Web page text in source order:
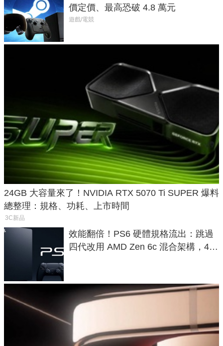
價定價、最高恐破 4.8 萬元
遊戲/電競
24GB 大容量來了！NVIDIA RTX 5070 Ti SUPER 爆料
總整理：規格、功耗、上市時間
3C新品
效能翻倍！PS6 硬體規格流出：跳過
四代改用 AMD Zen 6c 混合架構，4K